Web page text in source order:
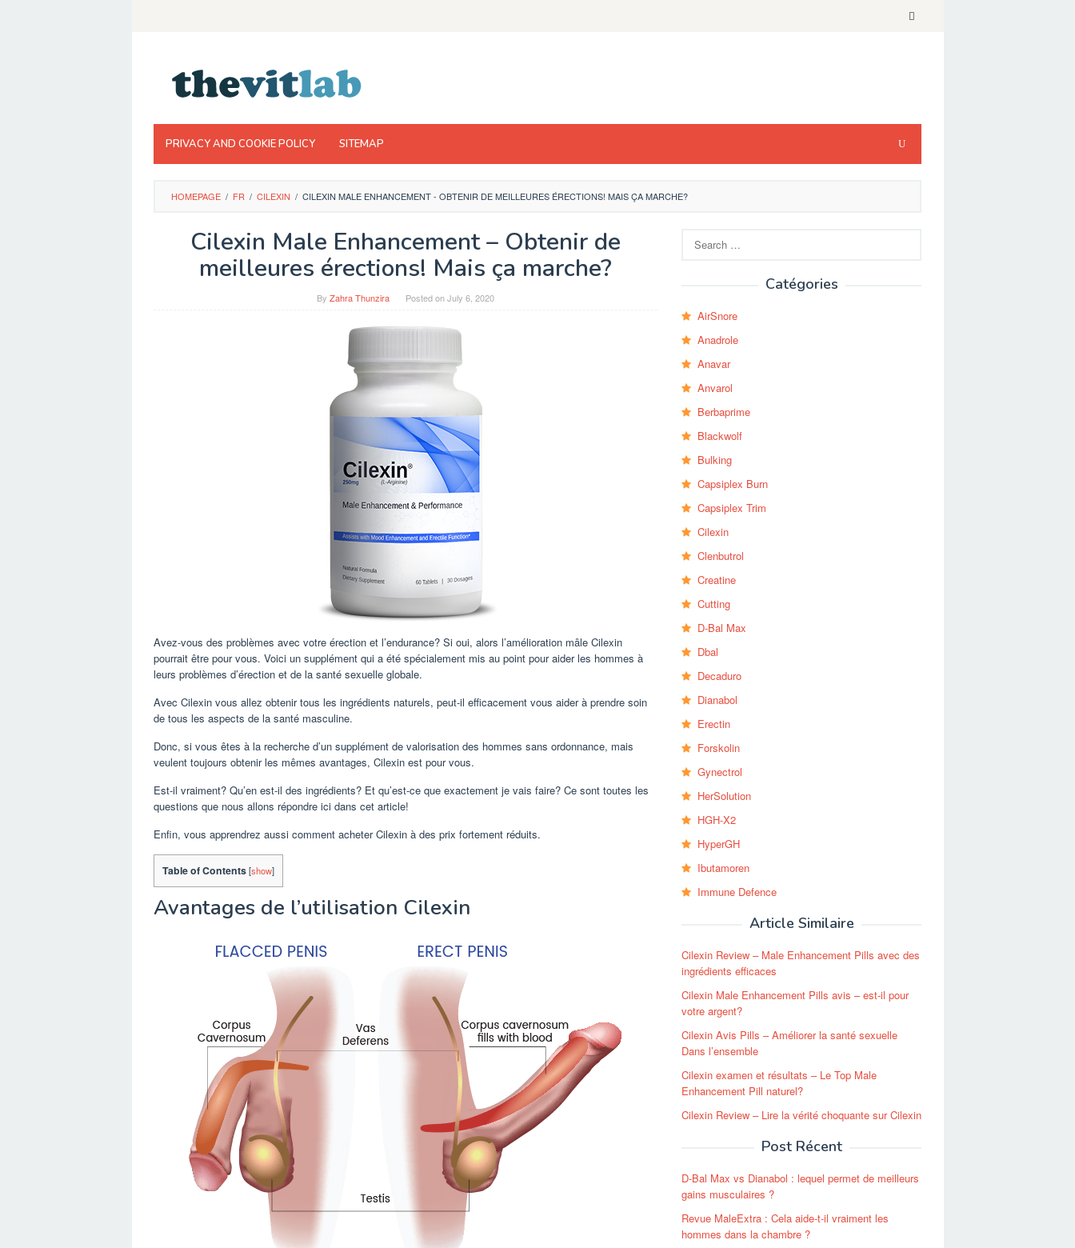
PRIVACY AND COOKIE POLICY SITEMAP
HOMEPAGE / FR / CILEXIN / CILEXIN MALE ENHANCEMENT - OBTENIR DE MEILLEURES ÉRECTIONS! MAIS ÇA MARCHE?
Cilexin Male Enhancement – Obtenir de
meilleures érections! Mais ça marche?
By Zahra Thunzira Posted onJuly 6, 2020
Avez-vous des problèmes avec votre érection et l’endurance? Si oui, alors l’amélioration mâle Cilexin
pourrait être pour vous. Voici un supplément qui a été spécialement mis au point pour aider les hommes à
leurs problèmes d’érection et de la santé sexuelle globale.
Avec Cilexin vous allez obtenir tous les ingrédients naturels, peut-il efficacement vous aider à prendre soin
de tous les aspects de la santé masculine.
Donc, si vous êtes à la recherche d’un supplément de valorisation des hommes sans ordonnance, mais
veulent toujours obtenir les mêmes avantages, Cilexin est pour vous.
Est-il vraiment? Qu’en est-il des ingrédients? Et qu’est-ce que exactement je vais faire? Ce sont toutes les
questions que nous allons répondre ici dans cet article!
Enfin, vous apprendrez aussi comment acheter Cilexin à des prix fortement réduits.
Table of Contents[show]
Avantages de l’utilisation Cilexin
for:
Catégories
AirSnore
Anadrole
Anavar
Anvarol
Berbaprime
Blackwolf
Bulking
Capsiplex Burn
Capsiplex Trim
Cilexin
Clenbutrol
Creatine
Cutting
D-Bal Max
Dbal
Decaduro
Dianabol
Erectin
Forskolin
Gynectrol
HerSolution
HGH-X2
HyperGH
Ibutamoren
Immune Defence
Article Similaire
Cilexin Review – Male Enhancement Pills avec des
ingrédients efficaces
Cilexin Male Enhancement Pills avis – est-il pour
votre argent?
Cilexin Avis Pills – Améliorer la santé sexuelle
Dans l’ensemble
Cilexin examen et résultats – Le Top Male
Enhancement Pill naturel?
Cilexin Review – Lire la vérité choquante sur Cilexin
Post Récent
D-Bal Max vs Dianabol : lequel permet de meilleurs
gains musculaires ?
Revue MaleExtra : Cela aide-t-il vraiment les
hommes dans la chambre ?